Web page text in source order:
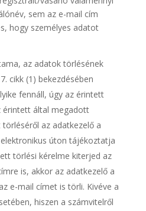
sem az e-mail cím
hogy személyes adatot
az adatok törlésének
cikk (1) bekezdésében
fennáll, úgy az érintett
érintett által megadott
az adatkezelő a
elektronikus úton tájékoztatja
törlési kérelme kiterjed az
is, akkor az adatkezelő a
e-mail címet is törli. Kivéve a
hiszen a számvitelről